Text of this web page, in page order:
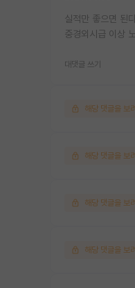
실적만 좋으면 된
중경외시급 이상
대댓글 쓰기
해당 댓글을 보
해당 댓글을 보
해당 댓글을 보
해당 댓글을 보